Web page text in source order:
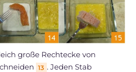
große Rechtecke von
13 . Jeden Stab